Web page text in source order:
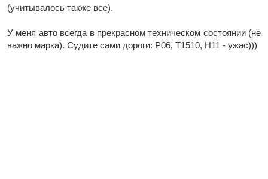
(учитывалось также все).
У меня авто всегда в прекрасном техническом состоянии (не
важно марка). Судите сами дороги: Р06, Т1510, Н11 - ужас)))